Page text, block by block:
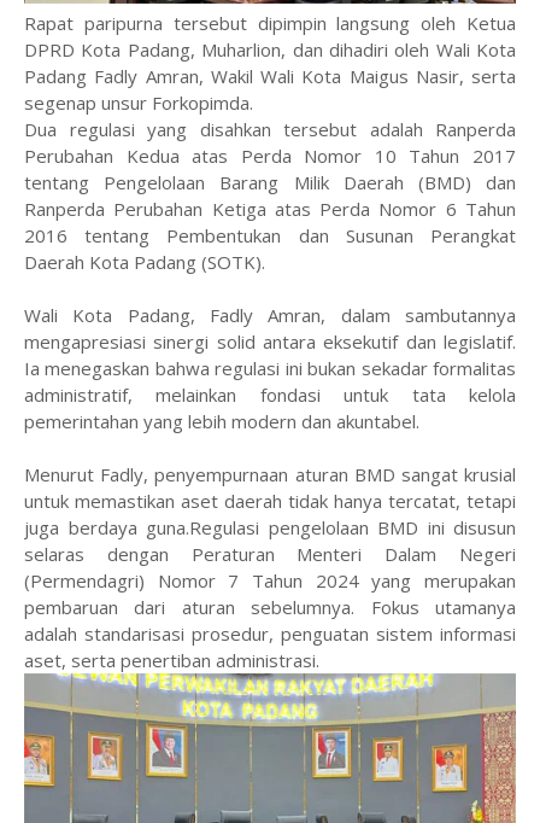
Rapat paripurna tersebut dipimpin langsung oleh Ketua
DPRD Kota Padang, Muharlion, dan dihadiri oleh Wali Kota
Padang Fadly Amran, Wakil Wali Kota Maigus Nasir, serta
segenap unsur Forkopimda.
Dua regulasi yang disahkan tersebut adalah Ranperda
Perubahan Kedua atas Perda Nomor 10 Tahun 2017
tentang Pengelolaan Barang Milik Daerah (BMD) dan
Ranperda Perubahan Ketiga atas Perda Nomor 6 Tahun
2016 tentang Pembentukan dan Susunan Perangkat
Daerah Kota Padang (SOTK).
Wali Kota Padang, Fadly Amran, dalam sambutannya
mengapresiasi sinergi solid antara eksekutif dan legislatif.
Ia menegaskan bahwa regulasi ini bukan sekadar formalitas
administratif, melainkan fondasi untuk tata kelola
pemerintahan yang lebih modern dan akuntabel.
Menurut Fadly, penyempurnaan aturan BMD sangat krusial
untuk memastikan aset daerah tidak hanya tercatat, tetapi
juga berdaya guna.Regulasi pengelolaan BMD ini disusun
selaras dengan Peraturan Menteri Dalam Negeri
(Permendagri) Nomor 7 Tahun 2024 yang merupakan
pembaruan dari aturan sebelumnya. Fokus utamanya
adalah standarisasi prosedur, penguatan sistem informasi
aset, serta penertiban administrasi.